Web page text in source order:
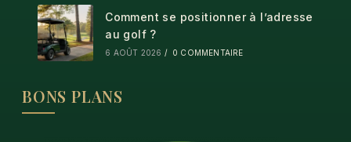
Comment se positionner à l’adresse
au golf ?
6 AOÛT 2026 / 0 COMMENTAIRE
BONS PLANS